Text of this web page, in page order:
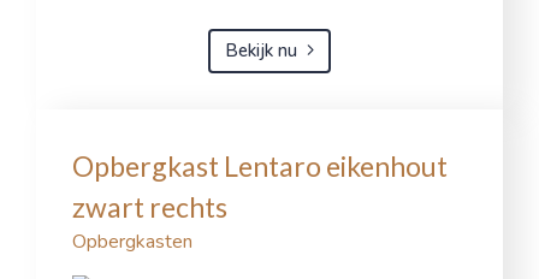
Bekijk nu
Opbergkast Lentaro eikenhout
zwart rechts
Opbergkasten